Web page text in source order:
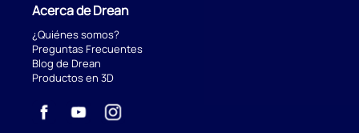
Acerca de Drean
¿Quiénes somos?
Preguntas Frecuentes
Blog de Drean
Productos en 3D